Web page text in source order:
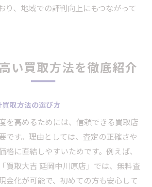
り、地域での評判向上にもつながって
い買取方法を徹底紹介
取方法の選び方
を高めるためには、信頼できる買取店
です。理由としては、査定の正確さや
格に直結しやすいためです。例えば、
買取大吉 延岡中川原店」では、無料査
金化が可能で、初めての方も安心して